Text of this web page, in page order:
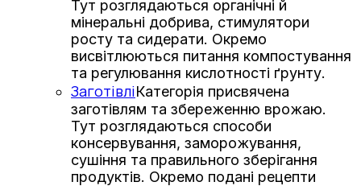
Тут розглядаються органічні й
мінеральні добрива, стимулятори
росту та сидерати. Окремо
висвітлюються питання компостування
та регулювання кислотності ґрунту.
ЗаготівліКатегорія присвячена
заготівлям та збереженню врожаю.
Тут розглядаються способи
консервування, заморожування,
сушіння та правильного зберігання
продуктів. Окремо подані рецепти